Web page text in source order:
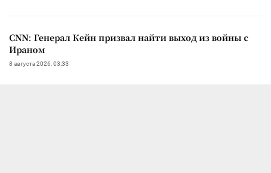
CNN: Генерал Кейн призвал найти выход из войны с
Ираном
8 августа 2026, 03:33